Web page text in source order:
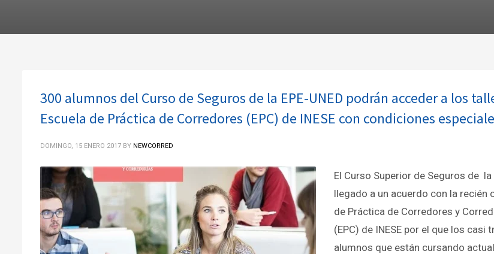
300 alumnos del Curso de Seguros de la EPE-UNED podrán acceder a los
Escuela de Práctica de Corredores (EPC) de INESE con condiciones
DOMINGO, 15 ENERO 2017 BY NEWCORRED
El Curso Superior de Seguros de la
llegado a un acuerdo con la recién
de Práctica de Corredores y
(EPC) de INESE por el que los casi
alumnos que están cursando